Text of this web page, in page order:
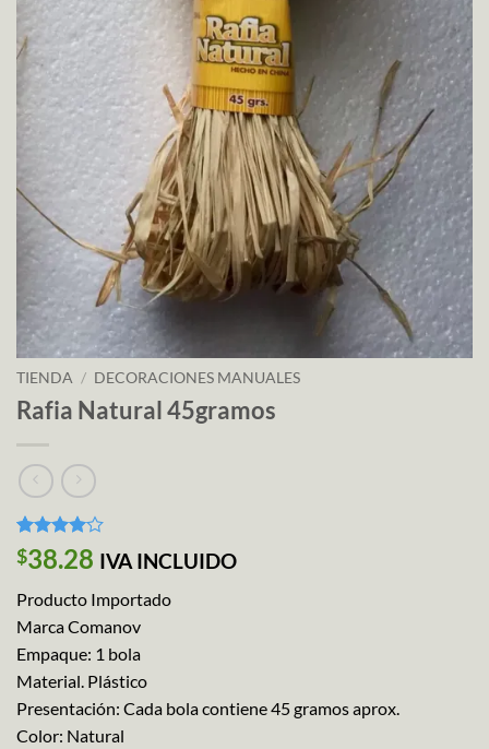
TIENDA / DECORACIONES MANUALES
Rafia Natural 45gramos
Valorado
con4de
base a
1
valoración
de un
cliente
$38.28 IVA INCLUIDO
Producto Importado
Marca Comanov
Empaque: 1 bola
Material. Plástico
Presentación: Cada bola contiene 45 gramos aprox.
Color: Natural